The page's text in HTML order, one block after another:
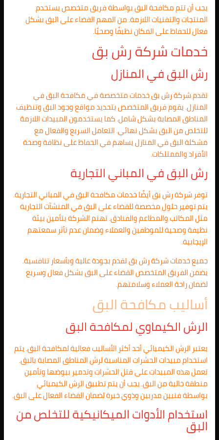
يجب أن تتم مكافحة البق بواسطة فريق متخصص يستخدم
المنتجات والتقنيات اللازمة. من المهم القضاء على البق بشكل
فعال للحفاظ على المكان نظيفًا وصحيًا.
خدمات شركة رش بق
رش البق في المنازل
تقدم شركة رش بق خدمات متخصصة في مكافحة البق في
المنازل. يقوم فريق المتخصص بتحديد مواقع وجود البق وتنظيف
المناطق المصابة بشكل شامل. كما يستخدمون المبيدات اللازمة
للتخلص من البق بشكل نهائي. التعامل السريع والفعال مع
مشكلة البق في المنازل يساهم في الحفاظ على نظافة وصحة
الأفراد والممتلكات.
رش البق في المباني التجارية
توفر شركة رش بق أيضًا خدمات مكافحة البق في المباني التجارية.
يتم توفير حلول مخصصة للقضاء على البق في المنشآت التجارية
مثل المكاتب والمطاعم والفنادق. تهتم الشركة بتأمين بيئة
نظيفة وصحية للموظفين والعملاء وضمان عدم تأثر سمعتهم
الإيجابية.
جميع خدمات شركة رش بق تقدم بجودة عالية وبأسعار تنافسية.
يضمن الفريق المتخصص القضاء على البق بشكل فعال وسريع
لضمان راحة العملاء وسلامتهم.
أساليب مكافحة البق
الرش الكيماوي لمكافحة البق
يعتبر الرش الكيميائي أحد أكثر الأساليب فعالية لمكافحة البق. يتم
استخدام مبيدات الحشرات المناسبة لرش المناطق المصابة بالبق.
تعمل هذه المبيدات على قتل الحشرات وتدمير بيوضها وتأمين
منطقة خالية من البق. يجب أن يتم تطبيق الرش الكيميائي
بواسطة فنيين مدربين وذوي خبرة لضمان القضاء الفعال على البق.
استخدام الأدوات الميكانيكية للتخلص من
البق